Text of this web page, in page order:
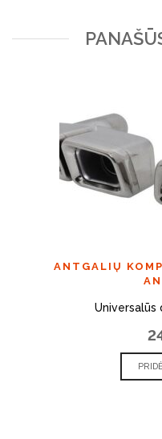
ANTGALIŲ
Universalūs